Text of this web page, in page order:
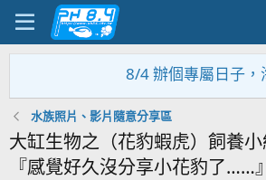
8/4 辦個專屬日子，海
水族照片、影片隨意分享區
大缸生物之（花豹蝦虎）飼養
『感覺好久沒分享小花豹了……